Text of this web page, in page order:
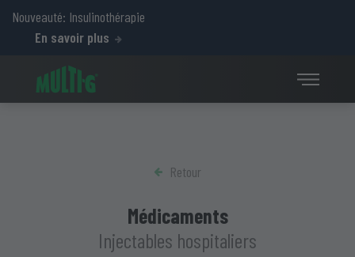
Nouveauté: Insulinothérapie
En savoir plus
Retour
Médicaments
Injectables hospitaliers